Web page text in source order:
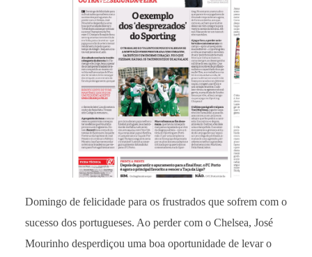
Domingo de felicidade para os frustrados que sofrem com o
sucesso dos portugueses. Ao perder com o Chelsea, José
Mourinho desperdiçou uma boa oportunidade de levar o